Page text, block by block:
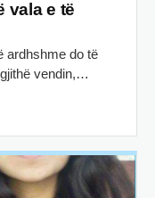
vala e të
ardhshme do të
vendin,…